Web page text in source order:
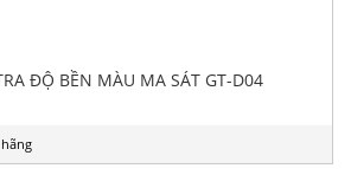
ĐỘ BỀN MÀU MA SÁT GT-D04